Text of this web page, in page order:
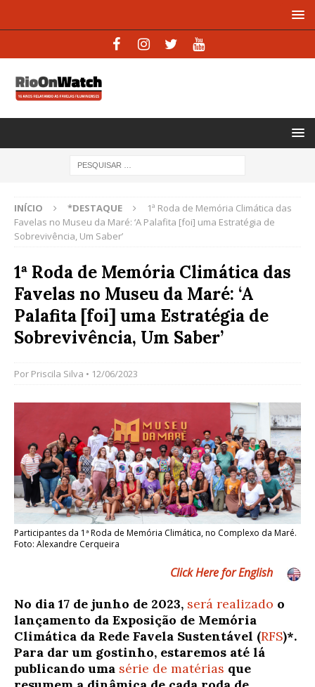
INÍCIO *DESTAQUE
1ª Roda de Memória Climática das
Favelas no Museu da Maré: ‘A Palafita [foi] uma Estratégia de
Sobrevivência, Um Saber’
1ª Roda de Memória Climática das
Favelas no Museu da Maré: ‘A
Palafita [foi] uma Estratégia de
Sobrevivência, Um Saber’
Por Priscila Silva • 12/06/2023
Participantes da 1ª Roda de Memória Climática, no Complexo da Maré.
Foto: Alexandre Cerqueira
Click Here for English
No dia 17 de junho de 2023, será realizado o
lançamento da Exposição de Memória
Climática da Rede Favela Sustentável (RFS)*.
Para dar um gostinho, estaremos até lá
publicando uma série de matérias que